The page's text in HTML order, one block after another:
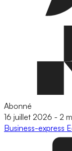
Abonné
16 juillet 2026 - 2
Business-express